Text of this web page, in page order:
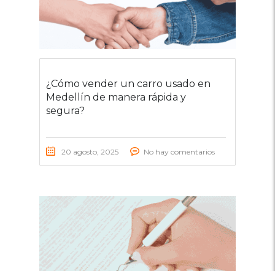
¿Cómo vender un carro usado en
Medellín de manera rápida y
segura?
20 agosto, 2025 No hay comentarios